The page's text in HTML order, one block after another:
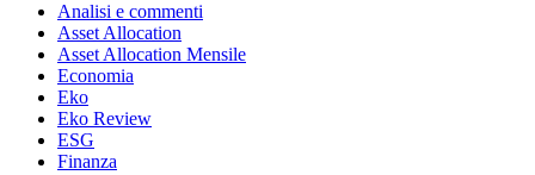
Analisi e commenti
Asset Allocation
Asset Allocation Mensile
Economia
Eko
Eko Review
ESG
Finanza